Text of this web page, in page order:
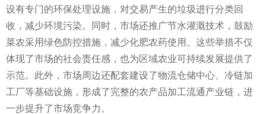
设有专门的环保处理设施，对交易产生的垃圾进行分类回
收，减少环境污染。同时，市场还推广节水灌溉技术，鼓励
菜农采用绿色防控措施，减少化肥农药使用。这些举措不仅
体现了市场的社会责任感，也为区域农业可持续发展提供了
示范。此外，市场周边还配套建设了物流仓储中心、冷链加
工厂等基础设施，形成了完整的农产品加工流通产业链，进
一步提升了市场竞争力。